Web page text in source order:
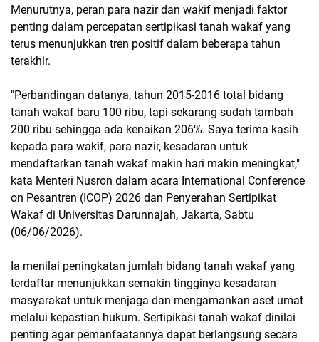
Menurutnya, peran para nazir dan wakif menjadi faktor
penting dalam percepatan sertipikasi tanah wakaf yang
terus menunjukkan tren positif dalam beberapa tahun
terakhir.
"Perbandingan datanya, tahun 2015-2016 total bidang
tanah wakaf baru 100 ribu, tapi sekarang sudah tambah
200 ribu sehingga ada kenaikan 206%. Saya terima kasih
kepada para wakif, para nazir, kesadaran untuk
mendaftarkan tanah wakaf makin hari makin meningkat,"
kata Menteri Nusron dalam acara International Conference
on Pesantren (ICOP) 2026 dan Penyerahan Sertipikat
Wakaf di Universitas Darunnajah, Jakarta, Sabtu
(06/06/2026).
Ia menilai peningkatan jumlah bidang tanah wakaf yang
terdaftar menunjukkan semakin tingginya kesadaran
masyarakat untuk menjaga dan mengamankan aset umat
melalui kepastian hukum. Sertipikasi tanah wakaf dinilai
penting agar pemanfaatannya dapat berlangsung secara